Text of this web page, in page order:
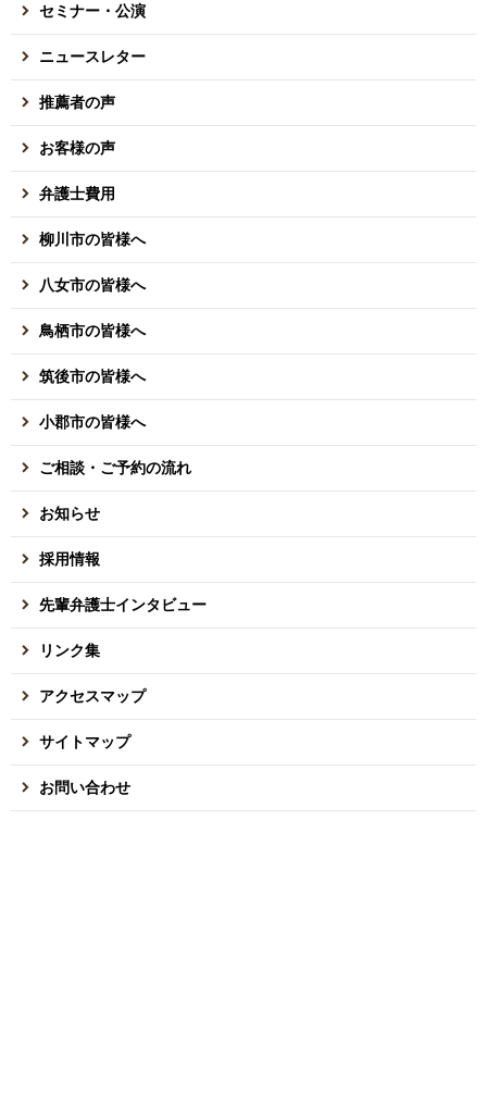
セミナー・公演
ニュースレター
推薦者の声
お客様の声
弁護士費用
柳川市の皆様へ
八女市の皆様へ
鳥栖市の皆様へ
筑後市の皆様へ
小郡市の皆様へ
ご相談・ご予約の流れ
お知らせ
採用情報
先輩弁護士インタビュー
リンク集
アクセスマップ
サイトマップ
お問い合わせ